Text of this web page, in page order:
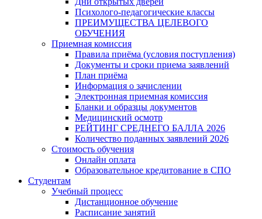
Психолого-педагогические классы
ПРЕИМУЩЕСТВА ЦЕЛЕВОГО
ОБУЧЕНИЯ
Приемная комиссия
Правила приёма (условия поступления)
Документы и сроки приема заявлений
План приёма
Информация о зачислении
Электронная приемная комиссия
Бланки и образцы документов
Медицинский осмотр
РЕЙТИНГ СРЕДНЕГО БАЛЛА 2026
Количество поданных заявлений 2026
Стоимость обучения
Онлайн оплата
Образовательное кредитование в СПО
Студентам
Учебный процесс
Дистанционное обучение
Расписание занятий